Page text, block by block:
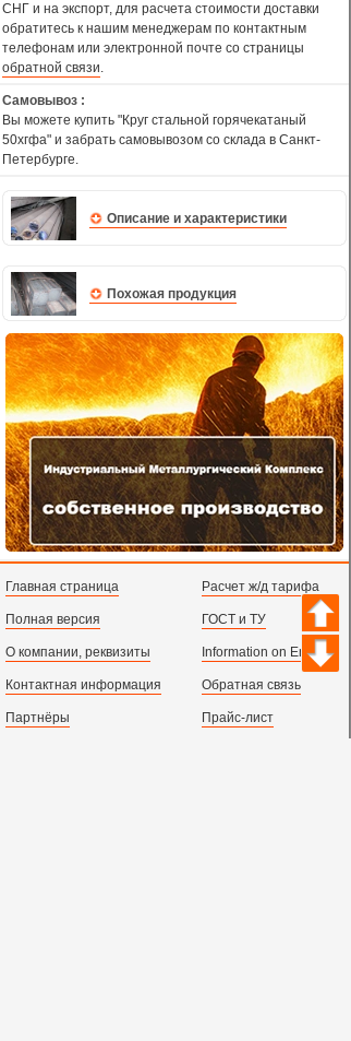
СНГ и на экспорт, для расчета стоимости доставки
обратитесь к нашим менеджерам по контактным
телефонам или электронной почте со страницы
обратной связи.
Самовывоз :
Вы можете купить "Круг стальной горячекатаный
50хгфа" и забрать самовывозом со склада в Санкт-
Петербурге.
Описание и характеристики
Похожая продукция
Главная страница
Полная версия
О компании, реквизиты
Контактная информация
Партнёры
Расчет ж/д тарифа
ГОСТ и ТУ
Information on English
Обратная связь
Прайс-лист